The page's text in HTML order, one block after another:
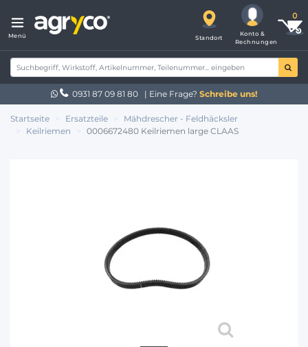
Menü Standort
Konto &
Rechnungen
0931 87 09 81 80 | Eine Frage? Schreibe uns!
Startseite Ersatzteile
Mähdrescher - Feldhäcksler
Keilriemen
0006672480 Keilriemen large CLAAS